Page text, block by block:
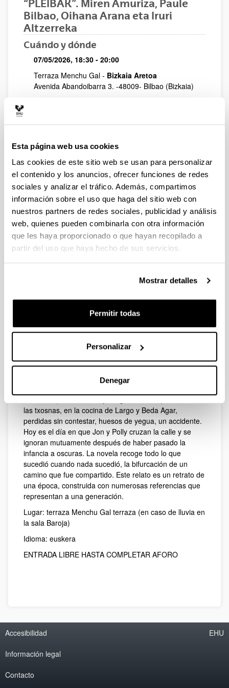
Esta página web usa cookies
Las cookies de este sitio web se usan para personalizar
el contenido y los anuncios, ofrecer funciones de redes
sociales y analizar el tráfico. Además, compartimos
información sobre el uso que haga del sitio web con
nuestros partners de redes sociales, publicidad y análisis
web, quienes pueden combinarla con otra información
que les haya proporcionado o que hayan recopilado a
partir del uso que haya hecho de sus servicios.
Mostrar detalles
Permitir todas
Personalizar
Denegar
“PLEIBAK”. Miren Amuriza, Paule
Bilbao, Oihana Arana eta Iruri
Altzerreka
Cuándo y dónde
07/05/2026, 18:30 - 20:00
Terraza Menchu Gal - Bizkaia Aretoa
Avenida Abandoibarra 3. -48009- Bilbao (Bizkaia)
Bertsolaris: Oihana Arana e Iruri Altzerreka
Se combinarán lecturas musicales de fragmentos
seleccionados de la novela con bertsos improvisados;
Sinopsis: Un paisaje adolescente rural-poligonal,
pasillos atemporales del instituto, bajar en bus a Moro y
las txosnas, en la cocina de Largo y Beda Agar,
perdidas sin contestar, huesos de yegua, un accidente.
Hoy es el día en que Jon y Polly cruzan la calle y se
ignoran mutuamente después de haber pasado la
infancia a oscuras. La novela recoge todo lo que
sucedió cuando nada sucedió, la bifurcación de un
camino que fue compartido. Este relato es un retrato de
una época, construida con numerosas referencias que
representan a una generación.
Lugar: terraza Menchu Gal terraza (en caso de lluvia en
la sala Baroja)
Idioma: euskera
ENTRADA LIBRE HASTA COMPLETAR AFORO
Accesibilidad
Información legal
Contacto
EHU